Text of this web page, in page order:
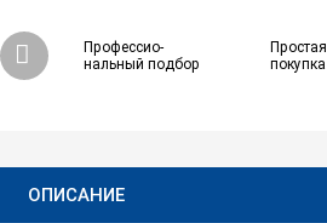
Профессио-
нальный подбор
Простая
покупка
23 270 ₽
ОПИСАНИЕ